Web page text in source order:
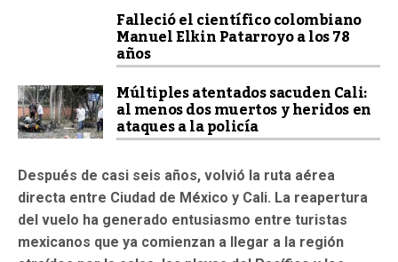
Falleció el científico colombiano
Manuel Elkin Patarroyo a los 78
años
Múltiples atentados sacuden Cali:
al menos dos muertos y heridos en
ataques a la policía
Después de casi seis años, volvió la ruta aérea
directa entre Ciudad de México y Cali. La reapertura
del vuelo ha generado entusiasmo entre turistas
mexicanos que ya comienzan a llegar a la región